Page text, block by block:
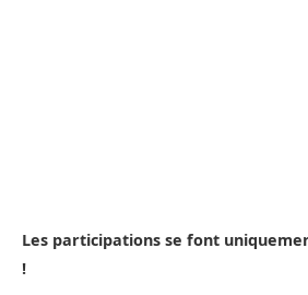
Les participations se font
!